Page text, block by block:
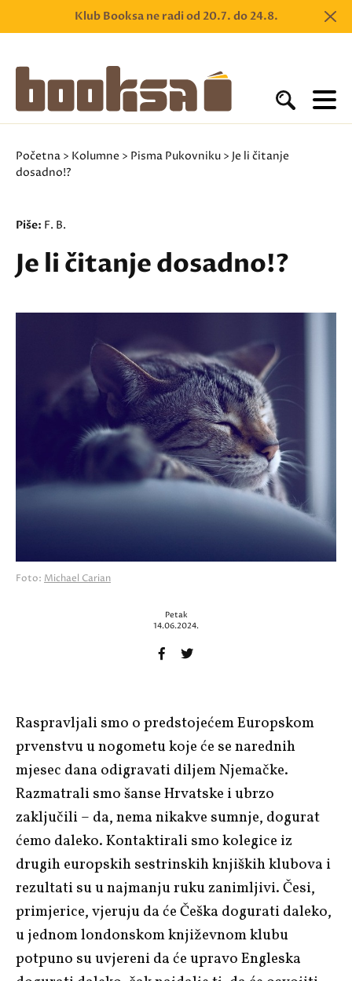
Klub Booksa ne radi od 20.7. do 24.8.
Početna > Kolumne > Pisma Pukovniku > Je li čitanje
dosadno!?
Piše: F. B.
Je li čitanje dosadno!?
Foto: Michael Carian
Petak
14.06.2024.
Raspravljali smo o predstojećem Europskom
prvenstvu u nogometu koje će se narednih
mjesec dana odigravati diljem Njemačke.
Razmatrali smo šanse Hrvatske i ubrzo
zaključili – da, nema nikakve sumnje, dogurat
ćemo daleko. Kontaktirali smo kolegice iz
drugih europskih sestrinskih knjiških klubova i
rezultati su u najmanju ruku zanimljivi. Česi,
primjerice, vjeruju da će Češka dogurati daleko,
u jednom londonskom književnom klubu
potpuno su uvjereni da će upravo Engleska